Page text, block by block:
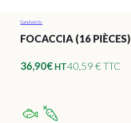
Sandwichs
FOCACCIA (16 PIÈCES)
36,90€ HT40,59 € TTC